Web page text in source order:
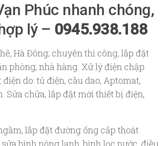
Phúc nhanh chóng,
lý – 0945.938.188
Hà Đông; chuyên thi công, lắp đặt
phòng, nhà hàng. Xử lý điện chập
do: tủ điện, cầu dao, Aptomat,
Sửa chữa, lắp đặt mới thiết bị điện,
lắp đặt đường ống cấp thoát
bình nóng lạnh, bình lọc nước, điều